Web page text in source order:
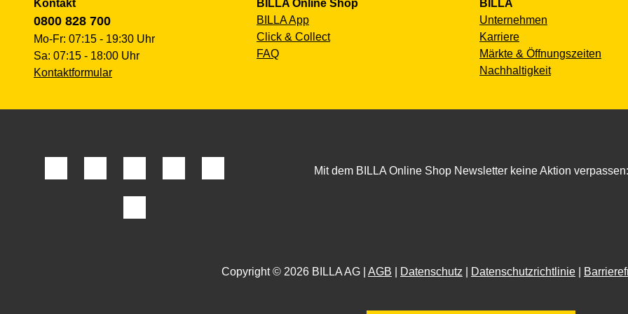
Kontakt
0800 828 700
Mo-Fr: 07:15 - 19:30 Uhr
Sa: 07:15 - 18:00 Uhr
Kontaktformular
BILLA Online Shop
BILLA App
Click & Collect
FAQ
BILLA
Unternehmen
Karriere
Märkte & Öffnungszeiten
Nachhaltigkeit
Mit dem BILLA Online Shop Newsletter keine Aktion verpassen:
Copyright © 2026 BILLA AG | AGB Datenschutz Datenschutzrichtlinie